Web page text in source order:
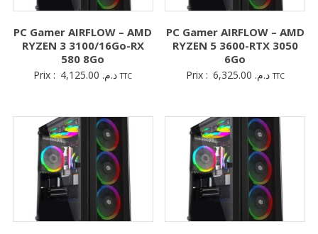
PC Gamer AIRFLOW – AMD
RYZEN 3 3100/16Go-RX
580 8Go
Prix : د.م. TTC
PC Gamer AIRFLOW – AMD
RYZEN 5 3600-RTX 3050
6Go
Prix : د.م. TTC